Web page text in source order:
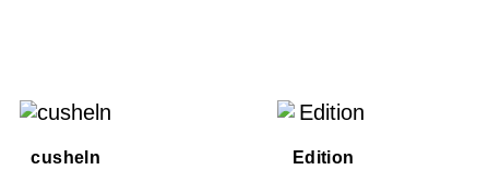
cusheln Edition